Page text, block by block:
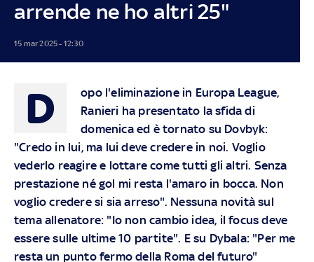
arrende ne ho altri 25"
15 mar 2025 - 12:30
D
opo l'eliminazione in Europa League,
Ranieri ha presentato la sfida di
domenica ed è tornato su Dovbyk:
"Credo in lui, ma lui deve credere in noi. Voglio
vederlo reagire e lottare come tutti gli altri. Senza
prestazione né gol mi resta l'amaro in bocca. Non
voglio credere si sia arreso". Nessuna novità sul
tema allenatore: "Io non cambio idea, il focus deve
essere sulle ultime 10 partite". E su Dybala: "Per me
resta un punto fermo della Roma del futuro"